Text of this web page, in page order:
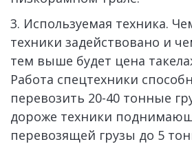
3. Используемая техника.
техники задействовано и
тем выше будет цена
Работа спецтехники
перевозить 20-40 тонные
дороже техники
перевозящей грузы до 5